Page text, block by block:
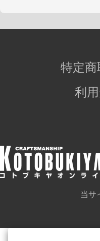
特定
利
当サ